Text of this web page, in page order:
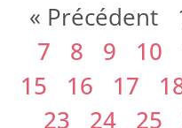
« Précédent
7
8 9 10
15
16 17
23
24 25